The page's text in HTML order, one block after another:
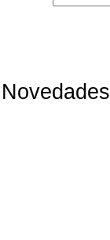
Novedades